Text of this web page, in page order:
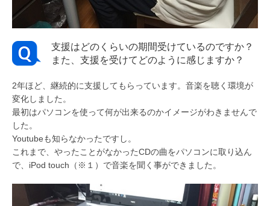
支援はどのくらいの期間受けているのですか？
また、支援を受けてどのように感じますか？
2年ほど、継続的に支援してもらっています。音楽を聴く環境が
変化しました。
最初はパソコンを使って何が出来るのかイメージがわきませんで
した。
Youtubeも知らなかったですし。
これまで、やったことがなかったCDの曲をパソコンに取り込ん
で、iPod touch（※１）で音楽を聞く事ができました。